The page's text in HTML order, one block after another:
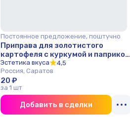
Постоянное предложение, поштучно
Приправа для золотистого
картофеля с куркумой и паприкой
Эстетика вкуса 20 г ОПТ
Эстетика вкуса
4,5
Россия, Саратов
20 ₽
за 1 шт
Добавить в сделки